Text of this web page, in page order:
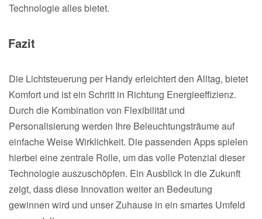
Technologie alles bietet.
Fazit
Die Lichtsteuerung per Handy erleichtert den Alltag, bietet
Komfort und ist ein Schritt in Richtung Energieeffizienz.
Durch die Kombination von Flexibilität und
Personalisierung werden Ihre Beleuchtungsträume auf
einfache Weise Wirklichkeit. Die passenden Apps spielen
hierbei eine zentrale Rolle, um das volle Potenzial dieser
Technologie auszuschöpfen. Ein Ausblick in die Zukunft
zeigt, dass diese Innovation weiter an Bedeutung
gewinnen wird und unser Zuhause in ein smartes Umfeld